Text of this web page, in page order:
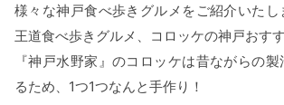
様々な神戸食べ歩きグルメをご紹介いたし
王道食べ歩きグルメ、コロッケの神戸おす
『神戸水野家』のコロッケは昔ながらの
るため、1つ1つなんと手作り！